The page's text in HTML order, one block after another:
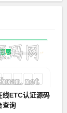
线ETC认证源码
查询